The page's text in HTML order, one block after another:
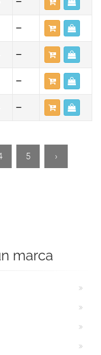
—
—
—
—
5 ›
marca